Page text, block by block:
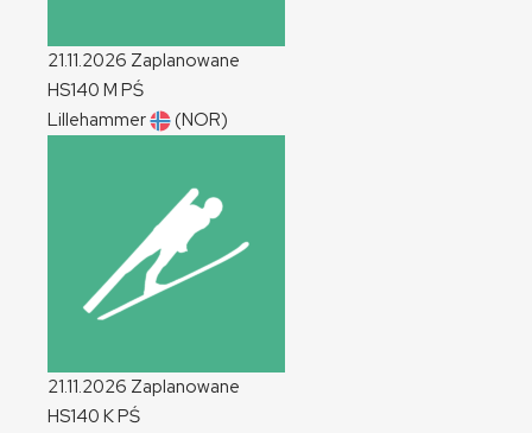
21.11.2026 Zaplanowane
HS140 M PŚ
Lillehammer
(NOR)
21.11.2026 Zaplanowane
HS140 KPŚ